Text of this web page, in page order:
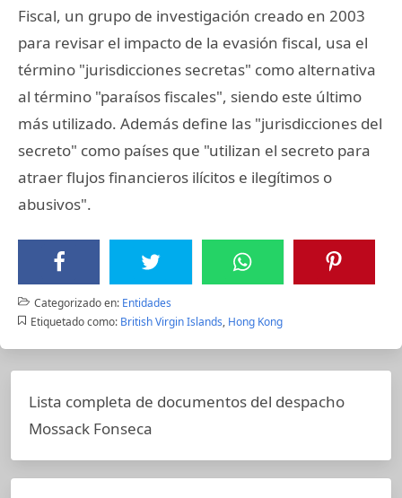
Fiscal, un grupo de investigación creado en 2003
para revisar el impacto de la evasión fiscal, usa el
término "jurisdicciones secretas" como alternativa
al término "paraísos fiscales", siendo este último
más utilizado. Además define las "jurisdicciones del
secreto" como países que "utilizan el secreto para
atraer flujos financieros ilícitos e ilegítimos o
abusivos".
Categorizado en: Entidades
Etiquetado como: British Virgin Islands, Hong Kong
Lista completa de documentos del despacho
Mossack Fonseca